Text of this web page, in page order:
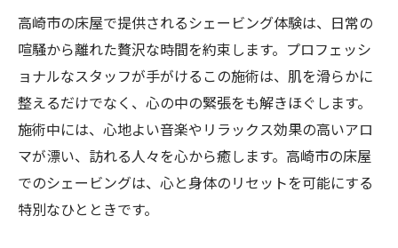
高崎市の床屋で提供されるシェービング体験は、日常の
喧騒から離れた贅沢な時間を約束します。プロフェッシ
ョナルなスタッフが手がけるこの施術は、肌を滑らかに
整えるだけでなく、心の中の緊張をも解きほぐします。
施術中には、心地よい音楽やリラックス効果の高いアロ
マが漂い、訪れる人々を心から癒します。高崎市の床屋
でのシェービングは、心と身体のリセットを可能にする
特別なひとときです。